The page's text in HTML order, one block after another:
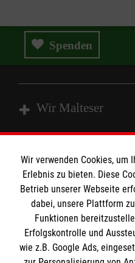
Spenden
Wir Malteser
Angebote und
Unsere Kurse
Mitarbeiten
Wir Malteser
Informationen
Kontakt
Pressestelle
Malteser online
Wir verwenden Cookies, um
Erlebnis zu bieten. Diese
Betrieb unserer Webseite
dabei, unsere Plattform
Funktionen
Erfolgskontrolle und
wie z.B. Google Ads,